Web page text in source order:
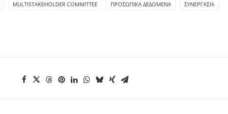
MULTISTAKEHOLDER COMMITTEE ΠΡΟΣΩΠΙΚΆ ΔΕΔΟΜΈΝΑ ΣΥΝΕΡΓΑΣΊΑ